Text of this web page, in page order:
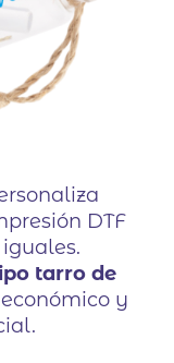
DTF
tarro de
y